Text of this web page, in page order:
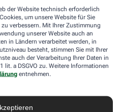
der Website technisch erforderlich
um unsere Website für Sie
verbessern. Mit Ihrer Zustimmung
unserer Website auch an
in Ländern verarbeitet werden, in
besteht, stimmen Sie mit Ihrer
auch der Verarbeitung Ihrer Daten in
lit. a DSGVO zu. Weitere Informationen
entnehmen.